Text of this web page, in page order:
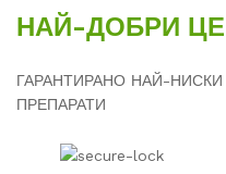
НАЙ-ДОБРИ
ГАРАНТИРАНО НАЙ-
ПРЕПАРАТИ